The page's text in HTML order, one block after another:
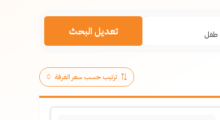
طفل تعديل البحث